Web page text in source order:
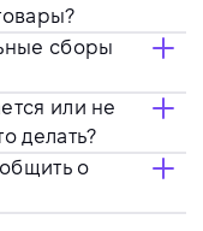
сборы
или не
делать?
о